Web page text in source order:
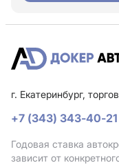
г. Екатеринбург,
+7 (343) 343-40-21
Годовая ставка
зависит от